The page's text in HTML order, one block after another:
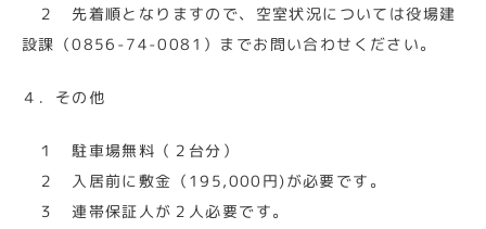
２ 先着順となりますので、空室状況については役場建
設課（0856-74-0081）までお問い合わせください。
４．その他
１ 駐車場無料（２台分）
２ 入居前に敷金（195,000円)が必要です。
３ 連帯保証人が２人必要です。